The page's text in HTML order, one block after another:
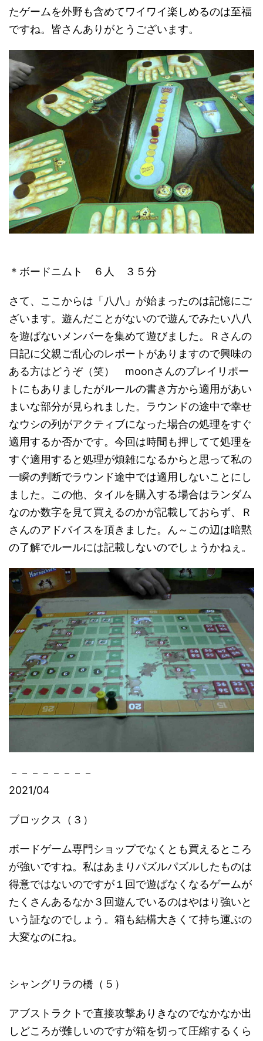
たゲームを外野も含めてワイワイ楽しめるのは至福
ですね。皆さんありがとうございます。
＊ボードニムト ６人 ３５分
さて、ここからは「八八」が始まったのは記憶にご
ざいます。遊んだことがないので遊んでみたい八八
を遊ばないメンバーを集めて遊びました。Ｒさんの
日記に父親ご乱心のレポートがありますので興味の
ある方はどうぞ（笑） moonさんのプレイリポー
トにもありましたがルールの書き方から適用があい
まいな部分が見られました。ラウンドの途中で幸せ
なウシの列がアクティブになった場合の処理をすぐ
適用するか否かです。今回は時間も押してて処理を
すぐ適用すると処理が煩雑になるからと思って私の
一瞬の判断でラウンド途中では適用しないことにし
ました。この他、タイルを購入する場合はランダム
なのか数字を見て買えるのかが記載しておらず、Ｒ
さんのアドバイスを頂きました。ん～この辺は暗黙
の了解でルールには記載しないのでしょうかねぇ。
－－－－－－－－
2021/04
ブロックス（３）
ボードゲーム専門ショップでなくとも買えるところ
が強いですね。私はあまりパズルパズルしたものは
得意ではないのですが１回で遊ばなくなるゲームが
たくさんあるなか３回遊んでいるのはやはり強いと
いう証なのでしょう。箱も結構大きくて持ち運ぶの
大変なのにね。
シャングリラの橋（５）
アブストラクトで直接攻撃ありきなのでなかなか出
しどころが難しいのですが箱を切って圧縮するくら